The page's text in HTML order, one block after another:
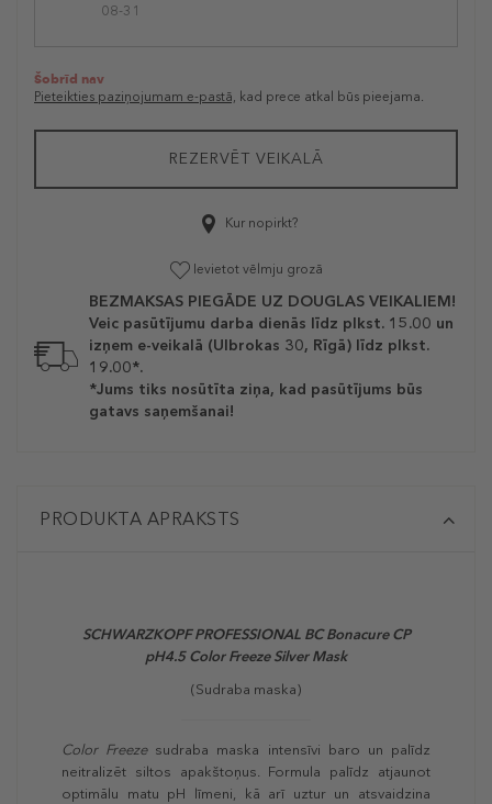
08-31
Šobrīd nav
Pieteikties paziņojumam e-pastā, kad prece atkal būs pieejama.
REZERVĒT VEIKALĀ
Kur nopirkt?
Ievietot vēlmju grozā
BEZMAKSAS PIEGĀDE UZ DOUGLAS VEIKALIEM!
Veic pasūtījumu darba dienās līdz plkst. 15.00 un
izņem e-veikalā (Ulbrokas 30, Rīgā) līdz plkst.
19.00*.
*Jums tiks nosūtīta ziņa, kad pasūtījums būs
gatavs saņemšanai!
PRODUKTA APRAKSTS
SCHWARZKOPF PROFESSIONALBC Bonacure CP
pH4.5 Color Freeze Silver Mask
(Sudraba maska)
Color Freezesudraba maska intensīvi baro un palīdz
neitralizēt siltos apakštoņus. Formula palīdz atjaunot
optimālu matu pH līmeni, kā arī uztur un atsvaidzina